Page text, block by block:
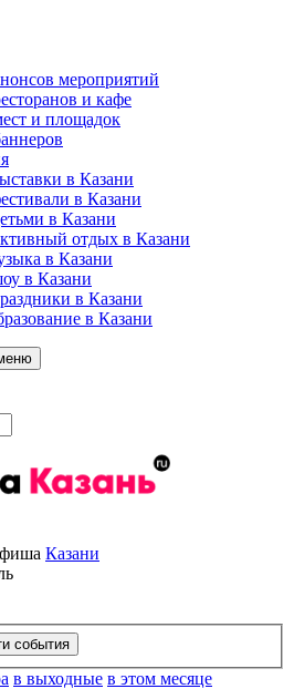
мероприятий
и кафе
и площадок
в Казани
в Казани
в Казани
отдых в Казани
в Казани
в Казани
в Казани
в Казани
Казани
в выходные в этом месяце